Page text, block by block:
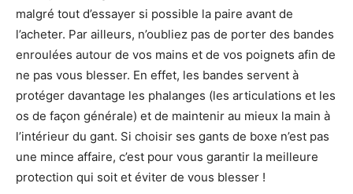
malgré tout d’essayer si possible la paire avant de
l’acheter. Par ailleurs, n’oubliez pas de porter des bandes
enroulées autour de vos mains et de vos poignets afin de
ne pas vous blesser. En effet, les bandes servent à
protéger davantage les phalanges (les articulations et les
os de façon générale) et de maintenir au mieux la main à
l’intérieur du gant. Si choisir ses gants de boxe n’est pas
une mince affaire, c’est pour vous garantir la meilleure
protection qui soit et éviter de vous blesser !